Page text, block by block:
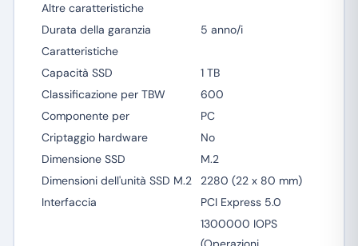
Altre caratteristiche
Durata della garanzia
5 anno/i
Caratteristiche
Capacità SSD
1 TB
Classificazione per TBW
600
Componente per
PC
Criptaggio hardware
No
Dimensione SSD
M.2
Dimensioni dell'unità SSD M.2
2280 (22 x 80 mm)
Interfaccia
PCI Express 5.0
1300000 IOPS